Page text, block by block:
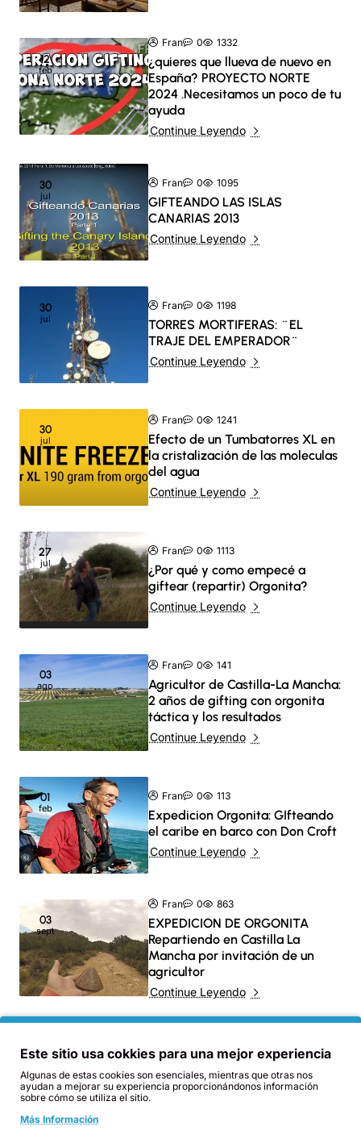
12
feb
Fran 0 1332
¿quieres que llueva de nuevo en
España? PROYECTO NORTE
2024 .Necesitamos un poco de tu
ayuda
Continue Leyendo
30
jul
Fran 0 1095
GIFTEANDO LAS ISLAS
CANARIAS 2013
Continue Leyendo
30
jul
Fran 0 1198
TORRES MORTIFERAS: ¨EL
TRAJE DEL EMPERADOR¨
Continue Leyendo
30
jul
Fran 0 1241
Efecto de un Tumbatorres XL en
la cristalización de las moleculas
del agua
Continue Leyendo
27
jul
Fran 0 1113
¿Por qué y como empecé a
giftear (repartir) Orgonita?
Continue Leyendo
03
ago
Fran 0 141
Agricultor de Castilla-La Mancha:
2 años de gifting con orgonita
táctica y los resultados
Continue Leyendo
01
feb
Fran 0 113
Expedicion Orgonita: GIfteando
el caribe en barco con Don Croft
Continue Leyendo
03
sept
Fran 0 863
EXPEDICION DE ORGONITA
Repartiendo en Castilla La
Mancha por invitación de un
agricultor
Continue Leyendo
jul
ORGONITA TACTICA: MAXIMO
BENEFICIO A MENOR COSTE
Continue Leyendo
Este sitio usa cokkies para una mejor experiencia
Algunas de estas cookies son esenciales, mientras que otras nos
ayudan a mejorar su experiencia proporcionándonos información
sobre cómo se utiliza el sitio.
Más Información